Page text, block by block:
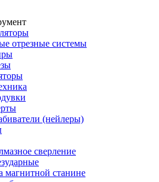
отрезные системы
(нейлеры)
сверление
магнитной станине